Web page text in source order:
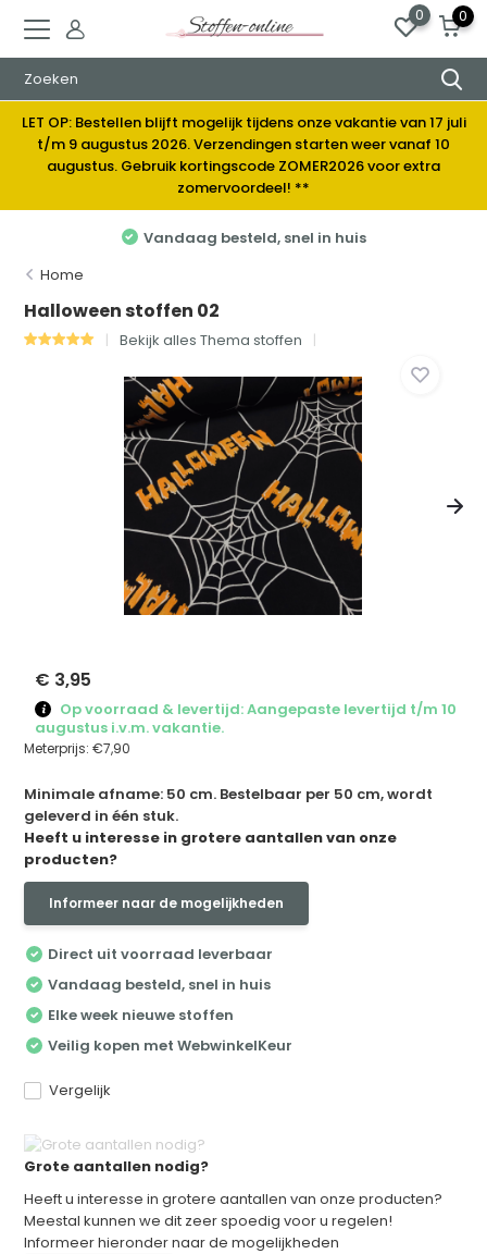
0 0
LET OP: Bestellen blijft mogelijk tijdens onze vakantie van 17 juli
t/m 9 augustus 2026. Verzendingen starten weer vanaf 10
augustus. Gebruik kortingscode ZOMER2026 voor extra
zomervoordeel! **
Elke week
Home
Halloween stoffen 02
Bekijk alles Thema stoffen
€ 3,95
Op voorraad & levertijd: Aangepaste levertijd t/m 10
augustus i.v.m. vakantie.
Meterprijs:€7,90
Minimale afname: 50 cm. Bestelbaar per 50 cm, wordt
geleverd in één stuk.
Heeft u interesse in grotere aantallen van onze
producten?
Informeer naar de mogelijkheden
Direct uit voorraad leverbaar
Vandaag besteld, snel in huis
Elke week nieuwe stoffen
Veilig kopen met WebwinkelKeur
Vergelijk
Grote aantallen nodig?
Heeft u interesse in grotere aantallen van onze producten?
Meestal kunnen we dit zeer spoedig voor u regelen!
Informeer hieronder naar de mogelijkheden